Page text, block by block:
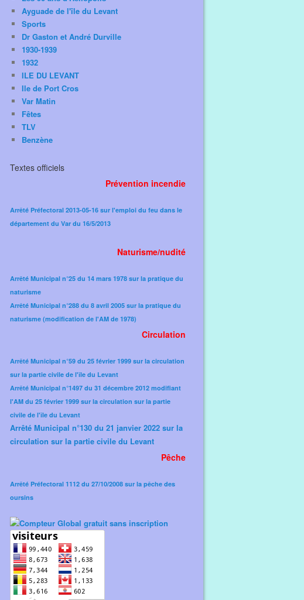
Ayguade de l'île du Levant
Sports
Dr Gaston et André Durville
1930-1939
1932
ILE DU LEVANT
Ile de Port Cros
Var Matin
Fêtes
TLV
Benzène
Textes officiels
Prévention incendie
Arrêté Préfectoral 2013-05-16 sur l'emploi du feu dans le
département du Var du 16/5/2013
Naturisme/nudité
Arrêté Municipal n°25 du 14 mars 1978 sur la pratique du
naturisme
Arrêté Municipal n°288 du 8 avril 2005 sur la pratique du
naturisme (modification de l'AM de 1978)​
Circulation
Arrêté Municipal n°59 du 25 février 1999 sur la circulation
sur la partie civile de l'île du Levant
Arrêté Municipal n°1497 du 31 décembre 2012 modifiant
l'AM du 25 février 1999 sur la circulation sur la partie
civile de l'île du Levant
Arrêté Municipal n°130 du 21 janvier 2022 sur la
circulation sur la partie civile du Levant
Pêche
Arrêté Préfectoral 1112 du 27/10/2008 sur la pêche des
oursins